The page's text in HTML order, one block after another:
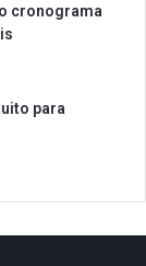
cronograma
para